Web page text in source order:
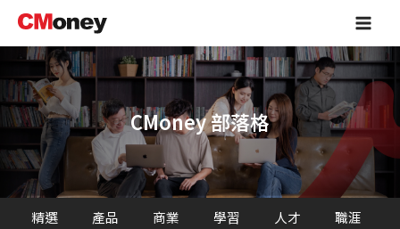
主
容
Main
CMoney 部落格
精選 產品 商業 學習 人才 職涯